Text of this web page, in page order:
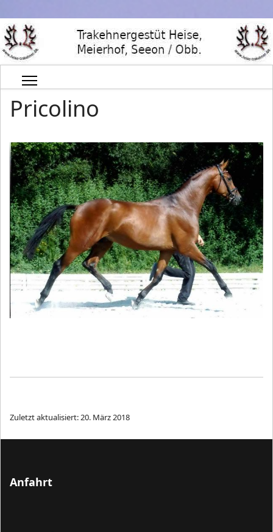
Pricolino
Zuletzt aktualisiert: 20. März 2018
Anfahrt